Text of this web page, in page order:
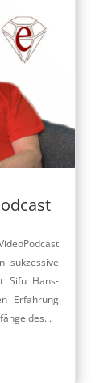
sukzessive
Sifu Hans-
Erfahrung
des...